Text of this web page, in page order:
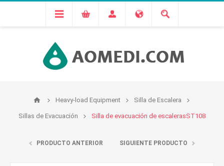
Heavy-load Equipment Silla de Escalera
Sillas de Evacuación Silla de evacuación de escalerasST108
PRODUCTO ANTERIOR SIGUIENTE PRODUCTO